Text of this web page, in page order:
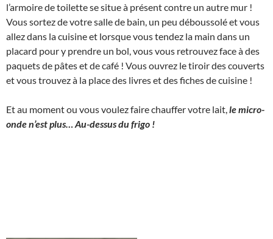
l’armoire de toilette se situe à présent contre un autre mur !
Vous sortez de votre salle de bain, un peu déboussolé et vous
allez dans la cuisine et lorsque vous tendez la main dans un
placard pour y prendre un bol, vous vous retrouvez face à des
paquets de pâtes et de café ! Vous ouvrez le tiroir des couverts
et vous trouvez à la place des livres et des fiches de cuisine !
Et au moment ou vous voulez faire chauffer votre lait, le micro-
onde n’est plus… Au-dessus du frigo !